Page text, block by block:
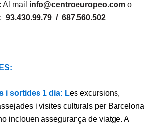
: Al mail info@centroeuropeo.com o
93.430.99.79 / 687.560.502
i sortides 1 dia: Les excursions,
i visites culturals per Barcelona
inclouen assegurança de viatge. A